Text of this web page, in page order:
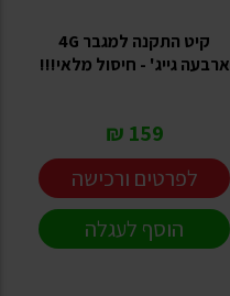
קיט התקנה למגבר 4G
ארבעה גייג' - חיסול מלאי!!!
159 ₪
לפרטים ורכישה
הוסף לעגלה